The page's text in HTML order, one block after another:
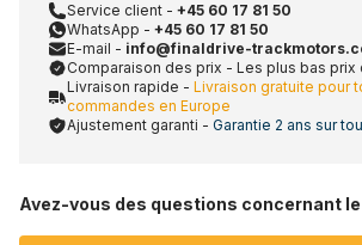
Service client - +45 60 17 81 50
WhatsApp - +45 60 17 81 50
E-mail - info@finaldrive-
Comparaison des prix - Les plus bas prix
Livraison rapide - Livraison gratuite pour
commandes en Europe
Ajustement garanti - Garantie 2 ans sur
Avez-vous des questions concernant